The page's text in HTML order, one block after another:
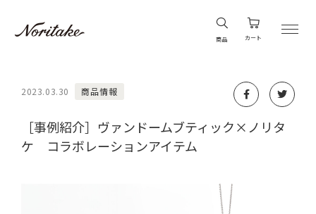
商品 カート
2023.03.30 商品情報
［事例紹介］ヴァンドームブティック×ノリタ
ケ コラボレーションアイテム